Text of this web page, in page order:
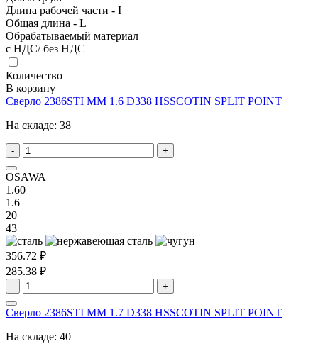
Длина рабочей части - I
Общая длина - L
Обрабатываемый материал
с НДС/ без НДС
Количество
В корзину
Сверло 2386STI MM 1.6 D338 HSSCOTIN SPLIT POINT
На складе: 38
- +
OSAWA
1.60
1.6
20
43
356.72 ₽
285.38 ₽
- +
Сверло 2386STI MM 1.7 D338 HSSCOTIN SPLIT POINT
На складе: 40